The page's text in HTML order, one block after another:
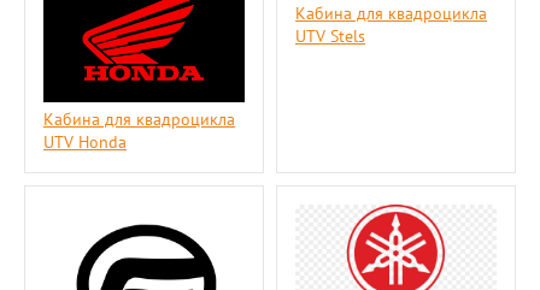
Кабина для квадроцикла
UTV Honda
Кабина для квадроцикла
UTV Stels